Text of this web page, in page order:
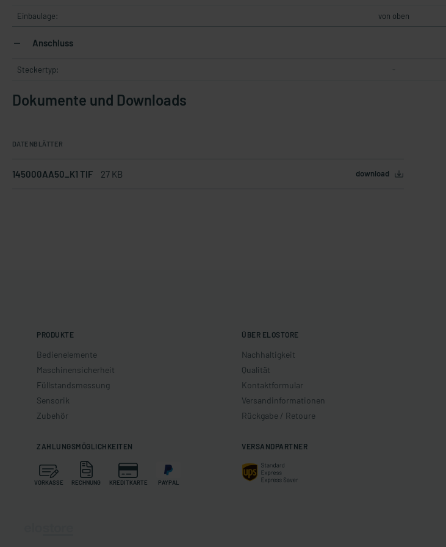
Einbaulage: von oben
Anschluss
Steckertyp: -
Dokumente und Downloads
DATENBLÄTTER
145000AA50_K1 TIF 27 KB download
PRODUKTE
Bedienelemente
Maschinensicherheit
Füllstandsmessung
Sensorik
Zubehör
ÜBER ELOSTORE
Nachhaltigkeit
Qualität
Kontaktformular
Versandinformationen
Rückgabe / Retoure
ZAHLUNGSMÖGLICHKEITEN
VORKASSE RECHNUNG KREDITKARTE PAYPAL
VERSANDPARTNER